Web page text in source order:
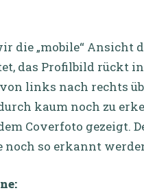
die „mobile“ Ansicht
das Profilbild rückt
links nach rechts
kaum noch zu
Coverfoto gezeigt.
noch so erkannt